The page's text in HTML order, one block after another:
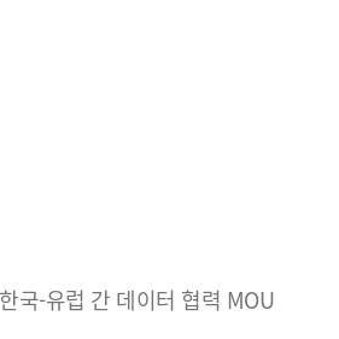
국-유럽 간 데이터 협력 MOU